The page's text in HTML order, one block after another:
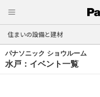
住まいの設備と建材
パナソニック ショウルーム
水戸：イベント一覧